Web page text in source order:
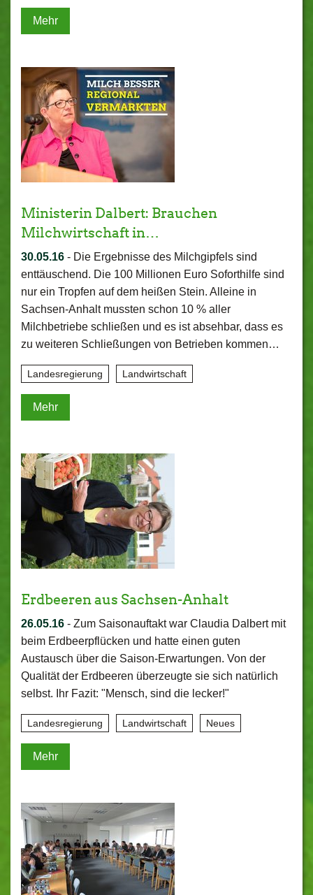
Mehr
Ministerin Dalbert: Brauchen
Milchwirtschaft in…
30.05.16 - Die Ergebnisse des Milchgipfels sind
enttäuschend. Die 100 Millionen Euro Soforthilfe sind
nur ein Tropfen auf dem heißen Stein. Alleine in
Sachsen-Anhalt mussten schon 10 % aller
Milchbetriebe schließen und es ist absehbar, dass es
zu weiteren Schließungen von Betrieben kommen…
Landesregierung Landwirtschaft
Mehr
Erdbeeren aus Sachsen-Anhalt
26.05.16 - Zum Saisonauftakt war Claudia Dalbert mit
beim Erdbeerpflücken und hatte einen guten
Austausch über die Saison-Erwartungen. Von der
Qualität der Erdbeeren überzeugte sie sich natürlich
selbst. Ihr Fazit: "Mensch, sind die lecker!"
Landesregierung Landwirtschaft Neues
Mehr